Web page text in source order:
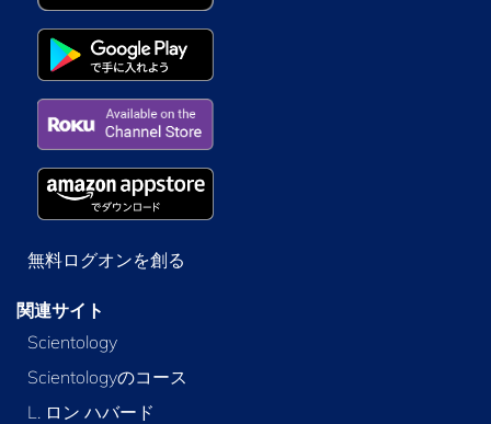
無料ログオンを創る
関連サイト
Scientology
Scientologyのコース
L. ロン ハバード